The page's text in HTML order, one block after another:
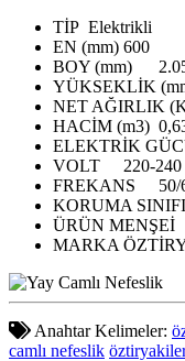
TİP Elektrikli
EN (mm) 600
BOY (mm)
YÜKSEKLİK
NET AĞIRLIK
HACİM (m3)
ELEKTRİK
VOLT
220-
FREKANS
KORUMA SINIFI
ÜRÜN MENŞEİ
MARKA
Anahtar Kelimeler:
camlı nefeslik